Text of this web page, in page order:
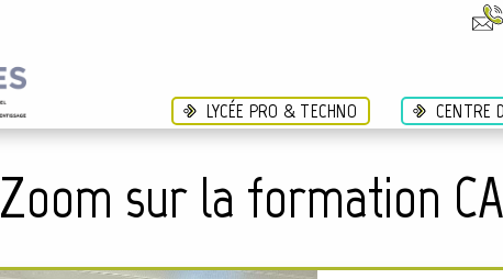
LYCÉE PRO & TECHNO CENTRE
Zoom sur la formation